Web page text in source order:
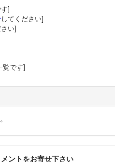
]
してください]
い]
です]
ントをお寄せ下さい